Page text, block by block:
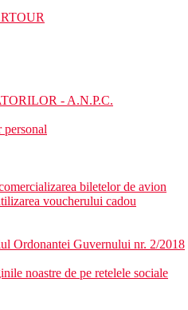
- A.N.P.C.
personal
biletelor de avion
voucherului cadou
Ordonantei Guvernului nr. 2/2018
noastre de pe retelele sociale